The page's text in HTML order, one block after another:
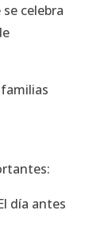
celebra
día antes